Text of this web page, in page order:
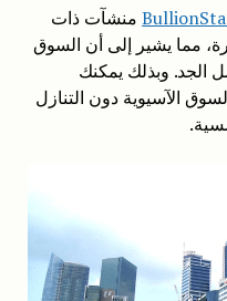
منشآت ذات
مما يشير إلى أن السوق
الجد. وبذلك يمكنك
الآسيوية دون التنازل